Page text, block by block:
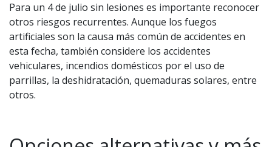
Para un 4 de julio sin lesiones es importante reconocer
otros riesgos recurrentes. Aunque los fuegos
artificiales son la causa más común de accidentes en
esta fecha, también considere los accidentes
vehiculares, incendios domésticos por el uso de
parrillas, la deshidratación, quemaduras solares, entre
otros.